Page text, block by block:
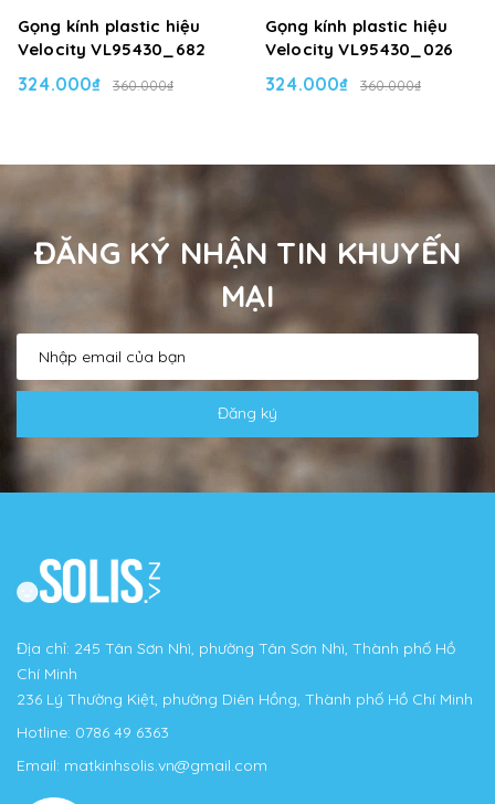
Gọng kính plastic hiệu
Velocity VL95430_682
324.000₫ 360.000₫
Gọng kính plastic hiệu
Velocity VL95430_026
324.000₫ 360.000₫
ĐĂNG KÝ NHẬN TIN KHUYẾN
MẠI
Đăng ký
Địa chỉ: 245 Tân Sơn Nhì, phường Tân Sơn Nhì, Thành phố Hồ
Chí Minh
236 Lý Thường Kiệt, phường Diên Hồng, Thành phố Hồ Chí Minh
Hotline: 0786 49 6363
Email: matkinhsolis.vn@gmail.com